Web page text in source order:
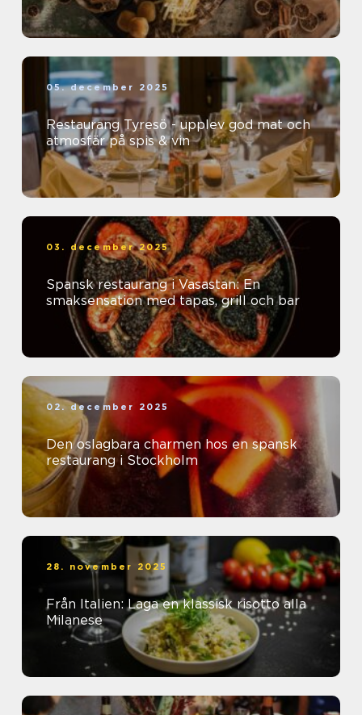
05. december 2025
Restaurang Tyresö - upplev god mat och
atmosfär på spis & vin
03. december 2025
Spansk restaurang i Vasastan: En
smaksensation med tapas, grill och bar
02. december 2025
Den oslagbara charmen hos en spansk
restaurang i Stockholm
28. november 2025
Från Italien: Laga en klassisk risotto alla
Milanese